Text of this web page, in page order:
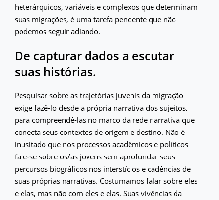
heterárquicos, variáveis e complexos que determinam
suas migrações, é uma tarefa pendente que não
podemos seguir adiando.
De capturar dados a escutar
suas histórias.
Pesquisar sobre as trajetórias juvenis da migração
exige fazê-lo desde a própria narrativa dos sujeitos,
para compreendê-las no marco da rede narrativa que
conecta seus contextos de origem e destino. Não é
inusitado que nos processos acadêmicos e políticos
fale-se sobre os/as jovens sem aprofundar seus
percursos biográficos nos interstícios e cadências de
suas próprias narrativas. Costumamos falar sobre eles
e elas, mas não com eles e elas. Suas vivências da